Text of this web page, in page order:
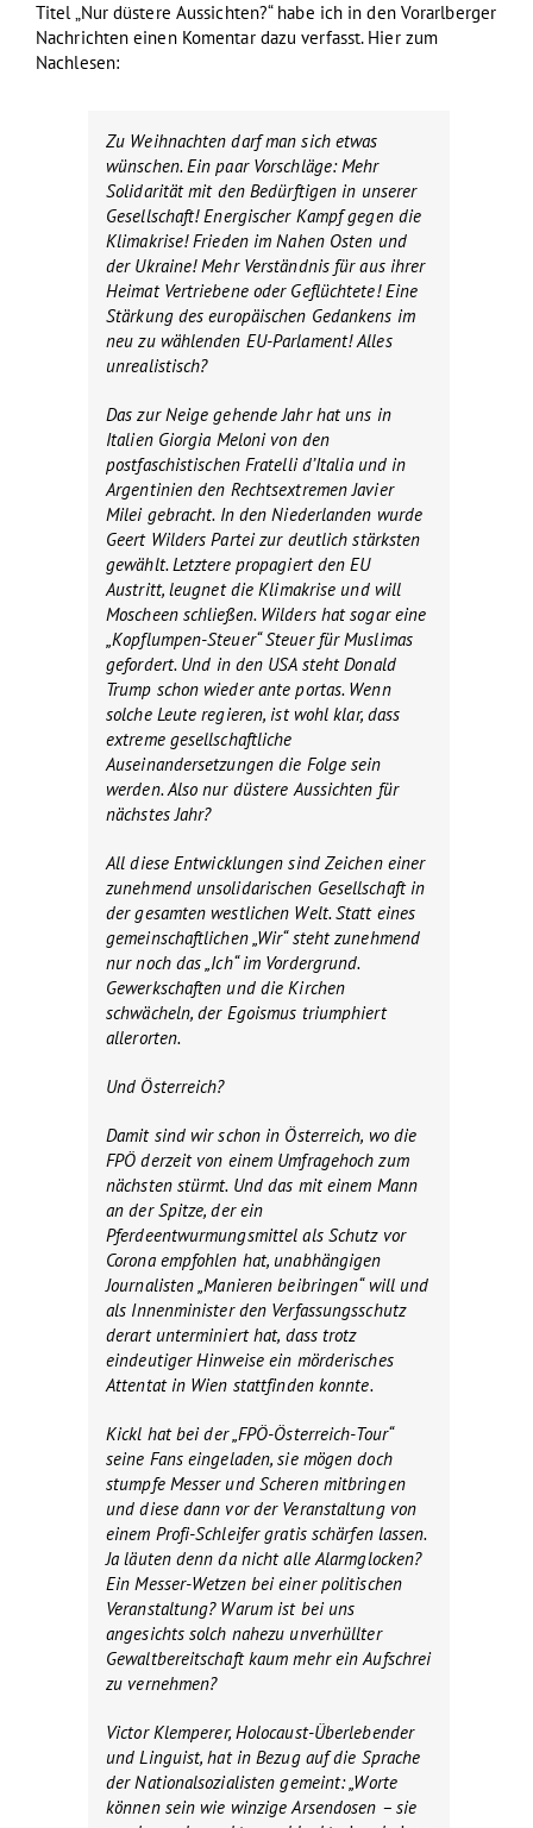
Titel „Nur düstere Aussichten?“ habe ich in den Vorarlberger
Nachrichten einen Komentar dazu verfasst. Hier zum
Nachlesen:
Zu Weihnachten darf man sich etwas
wünschen. Ein paar Vorschläge: Mehr
Solidarität mit den Bedürftigen in unserer
Gesellschaft! Energischer Kampf gegen die
Klimakrise! Frieden im Nahen Osten und
der Ukraine! Mehr Verständnis für aus ihrer
Heimat Vertriebene oder Geflüchtete! Eine
Stärkung des europäischen Gedankens im
neu zu wählenden EU-Parlament! Alles
unrealistisch?
Das zur Neige gehende Jahr hat uns in
Italien Giorgia Meloni von den
postfaschistischen Fratelli d’Italia und in
Argentinien den Rechtsextremen Javier
Milei gebracht. In den Niederlanden wurde
Geert Wilders Partei zur deutlich stärksten
gewählt. Letztere propagiert den EU
Austritt, leugnet die Klimakrise und will
Moscheen schließen. Wilders hat sogar eine
„Kopflumpen-Steuer“ Steuer für Muslimas
gefordert. Und in den USA steht Donald
Trump schon wieder ante portas. Wenn
solche Leute regieren, ist wohl klar, dass
extreme gesellschaftliche
Auseinandersetzungen die Folge sein
werden. Also nur düstere Aussichten für
nächstes Jahr?
All diese Entwicklungen sind Zeichen einer
zunehmend unsolidarischen Gesellschaft in
der gesamten westlichen Welt. Statt eines
gemeinschaftlichen „Wir“ steht zunehmend
nur noch das „Ich“ im Vordergrund.
Gewerkschaften und die Kirchen
schwächeln, der Egoismus triumphiert
allerorten.
Und Österreich?
Damit sind wir schon in Österreich, wo die
FPÖ derzeit von einem Umfragehoch zum
nächsten stürmt. Und das mit einem Mann
an der Spitze, der ein
Pferdeentwurmungsmittel als Schutz vor
Corona empfohlen hat, unabhängigen
Journalisten „Manieren beibringen“ will und
als Innenminister den Verfassungsschutz
derart unterminiert hat, dass trotz
eindeutiger Hinweise ein mörderisches
Attentat in Wien stattfinden konnte.
Kickl hat bei der „FPÖ-Österreich-Tour“
seine Fans eingeladen, sie mögen doch
stumpfe Messer und Scheren mitbringen
und diese dann vor der Veranstaltung von
einem Profi-Schleifer gratis schärfen lassen.
Ja läuten denn da nicht alle Alarmglocken?
Ein Messer-Wetzen bei einer politischen
Veranstaltung? Warum ist bei uns
angesichts solch nahezu unverhüllter
Gewaltbereitschaft kaum mehr ein Aufschrei
zu vernehmen?
Victor Klemperer, Holocaust-Überlebender
und Linguist, hat in Bezug auf die Sprache
der Nationalsozialisten gemeint: „Worte
können sein wie winzige Arsendosen – sie